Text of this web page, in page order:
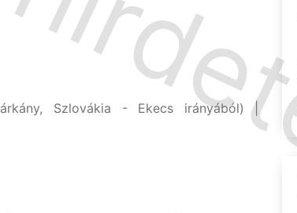
Szlovákia - Ekecs irányából) |